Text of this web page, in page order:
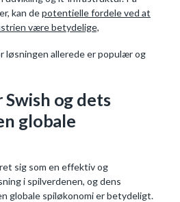
kan depotentielle fordele ved at
være betydelige,
løsningen allerede er populær og
og dets
globale
sig som en effektiv og
i spilverdenen, og dens
globale spiløkonomi er betydeligt.